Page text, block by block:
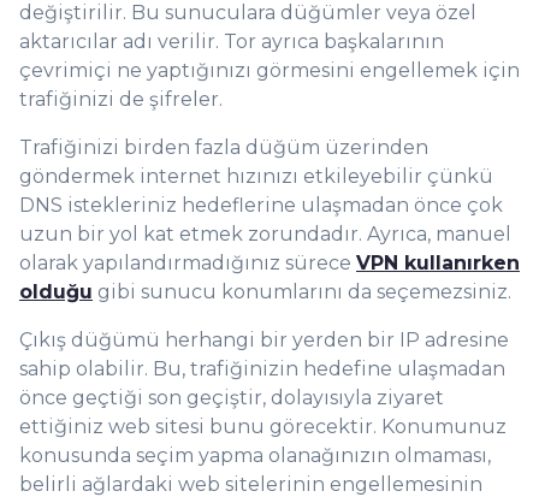
değiştirilir. Bu sunuculara düğümler veya özel
aktarıcılar adı verilir. Tor ayrıca başkalarının
çevrimiçi ne yaptığınızı görmesini engellemek için
trafiğinizi de şifreler.
Trafiğinizi birden fazla düğüm üzerinden
göndermek internet hızınızı etkileyebilir çünkü
DNS istekleriniz hedeflerine ulaşmadan önce çok
uzun bir yol kat etmek zorundadır. Ayrıca, manuel
olarak yapılandırmadığınız sürece VPN kullanırken
olduğu gibi sunucu konumlarını da seçemezsiniz.
Çıkış düğümü herhangi bir yerden bir IP adresine
sahip olabilir. Bu, trafiğinizin hedefine ulaşmadan
önce geçtiği son geçiştir, dolayısıyla ziyaret
ettiğiniz web sitesi bunu görecektir. Konumunuz
konusunda seçim yapma olanağınızın olmaması,
belirli ağlardaki web sitelerinin engellemesinin